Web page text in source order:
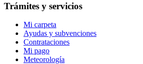
Trámites y servicios
Mi carpeta
Ayudas y subvenciones
Contrataciones
Mi pago
Meteorología